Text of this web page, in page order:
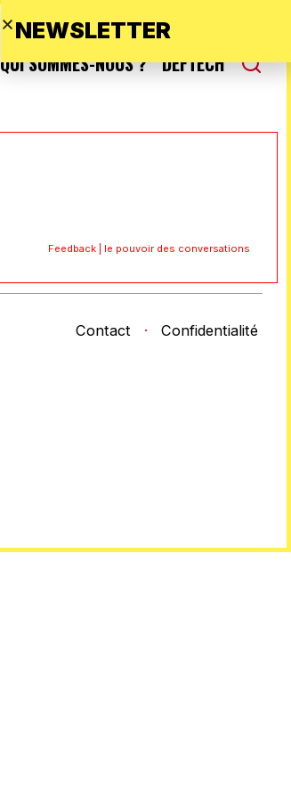
QUI SOMMES-NOUS ? DEFTECH
Feedback | le pouvoir des conversations
Contact · Confidentialité
NEWSLETTER